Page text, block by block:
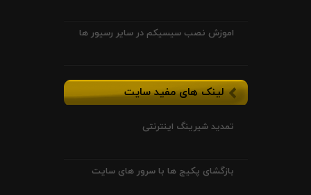
اموزش نصب سیسیکم در سایر رسیور ها
لینک های مفید سایت
تمدید شیرینگ اینترنتی
بازگشای پکیج ها با سرور های سایت